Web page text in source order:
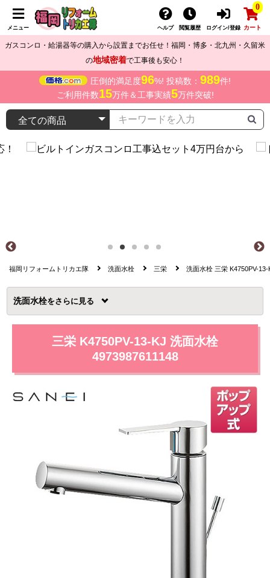
メニュー ヘルプ 閲覧履歴 ログイン/登録
0
カート
ガスコンロ・給湯器等の購入から設置までお任せ！福岡・博多・北九州・久留米
の地域密着で工事後も安心！
圧倒的満足度96%! 投稿数： 989件!
ご利用件数15万件＆工事実績5万件突破!
福岡リフォームトリカエ隊 洗面水栓 三栄 洗面水栓 三栄 K4750PV-13-
洗面水栓を
三栄 K4750PV-13-KJ 洗面水栓
4973987611148